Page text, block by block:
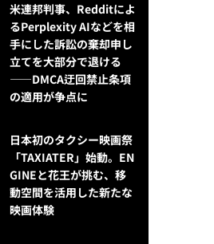
米連邦判事、Redditによ
るPerplexity AIなどを相
手にした訴訟の棄却申し
立てを大部分で退ける
——DMCA迂回禁止条項
の適用が争点に
日本初のタクシー映画祭
「TAXIATER」始動。EN
GINEと花王が挑む、移
動空間を活用した新たな
映画体験